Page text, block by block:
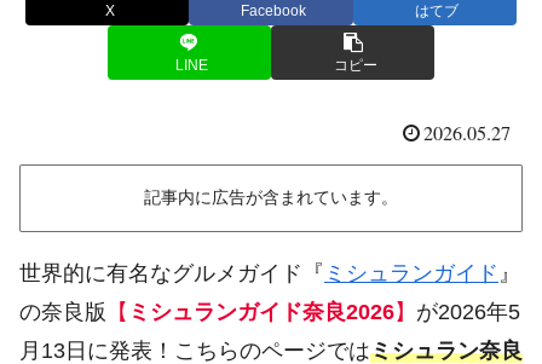
X Facebook はてブ
LINE コピー
2026.05.27
記事内に広告が含まれています。
世界的に有名なグルメガイド『 ミシュランガイド 』
の奈良版 【 ミシュランガイド奈良2026】 が2026年5
月13日に発表！こちらのページではミシュラン奈良